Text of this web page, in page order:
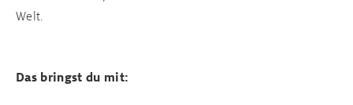
Welt.
Das bringst du mit: